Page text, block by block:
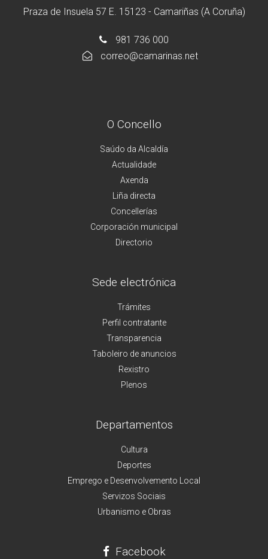
Praza de Insuela 57 E. 15123 - Camariñas (A Coruña)
981 736 000
correo@camarinas.net
O Concello
Saúdo da Alcaldía
Actualidade
Axenda
Liña directa
Concellerías
Corporación municipal
Directorio
Sede electrónica
Trámites
Perfil contratante
Transparencia
Taboleiro de anuncios
Rexistro
Plenos
Departamentos
Cultura
Deportes
Emprego e Desenvolvemento Local
Servizos Sociais
Urbanismo e Obras
Facebook